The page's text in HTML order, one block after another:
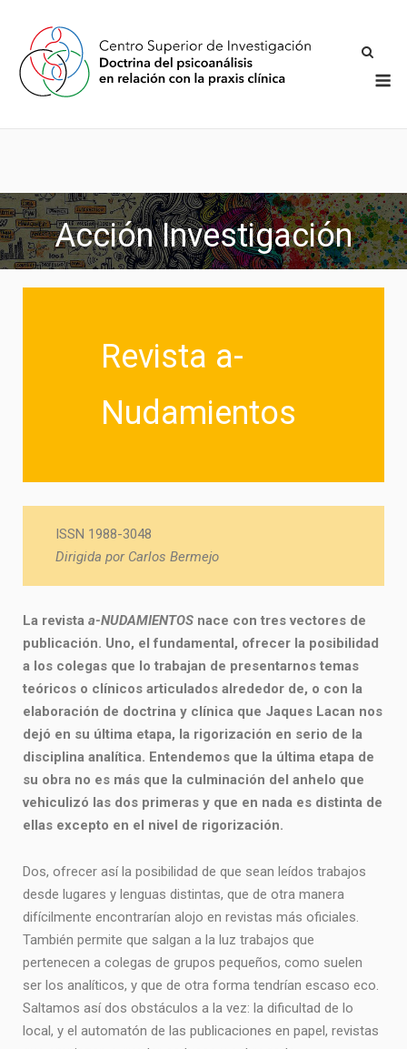
Acción Investigación
Revista a-
Nudamientos
ISSN 1988-3048
Dirigida por Carlos Bermejo
La revista a-NUDAMIENTOS nace con tres vectores de
publicación. Uno, el fundamental, ofrecer la posibilidad
a los colegas que lo trabajan de presentarnos temas
teóricos o clínicos articulados alrededor de, o con la
elaboración de doctrina y clínica que Jaques Lacan nos
dejó en su última etapa, la rigorización en serio de la
disciplina analítica. Entendemos que la última etapa de
su obra no es más que la culminación del anhelo que
vehiculizó las dos primeras y que en nada es distinta de
ellas excepto en el nivel de rigorización.
Dos, ofrecer así la posibilidad de que sean leídos trabajos
desde lugares y lenguas distintas, que de otra manera
difícilmente encontrarían alojo en revistas más oficiales.
También permite que salgan a la luz trabajos que
pertenecen a colegas de grupos pequeños, como suelen
ser los analíticos, y que de otra forma tendrían escaso eco.
Saltamos así dos obstáculos a la vez: la dificultad de lo
local, y el automatón de las publicaciones en papel, revistas